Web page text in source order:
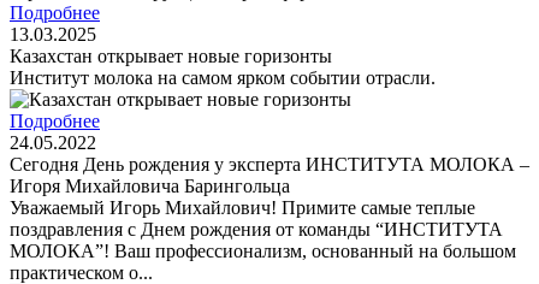
Подробнее
13.03.2025
Казахстан открывает новые горизонты
Институт молока на самом ярком событии отрасли.
Подробнее
24.05.2022
Сегодня День рождения у эксперта ИНСТИТУТА МОЛОКА –
Игоря Михайловича Барингольца
Уважаемый Игорь Михайлович! Примите самые теплые
поздравления с Днем рождения от команды “ИНСТИТУТА
МОЛОКА”! Ваш профессионализм, основанный на большом
практическом о...